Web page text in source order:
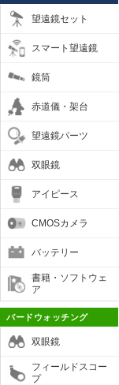
望遠鏡セット
スマート望遠鏡
鏡筒
赤道儀・架台
望遠鏡パーツ
双眼鏡
アイピース
CMOSカメラ
バッテリー
書籍・ソフトウェ
ア
バードウォッチング
双眼鏡
フィールドスコー
プ